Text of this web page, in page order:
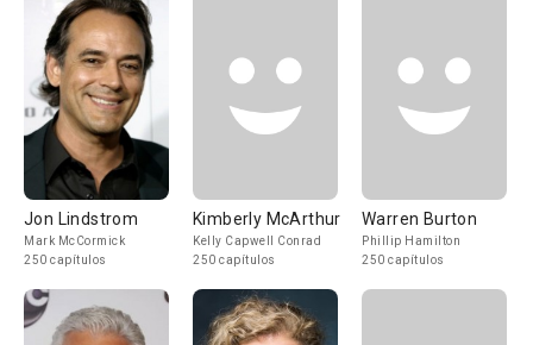
Jon Lindstrom
Mark McCormick
250 capítulos
Kimberly McArthur
Kelly Capwell Conrad
250 capítulos
Warren Burton
Phillip Hamilton
250 capítulos